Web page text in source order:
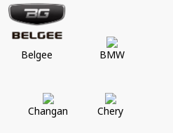
Belgee BMW
Changan Chery